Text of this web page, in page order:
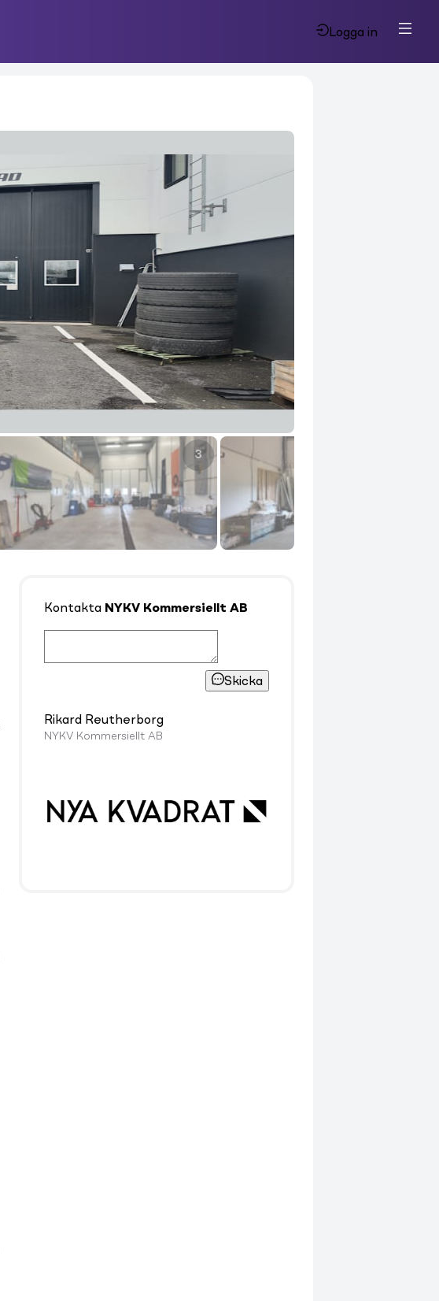
Logga in
3
Kontakta NYKV Kommersiellt AB
Skicka
Rikard Reutherborg
NYKV Kommersiellt AB